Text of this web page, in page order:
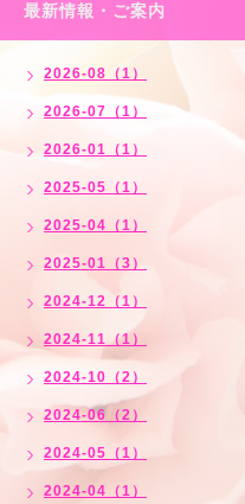
最新情報・ご案内
2026-08（1）
2026-07（1）
2026-01（1）
2025-05（1）
2025-04（1）
2025-01（3）
2024-12（1）
2024-11（1）
2024-10（2）
2024-06（2）
2024-05（1）
2024-04（1）